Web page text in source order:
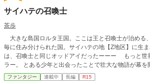
サイハテの召喚士
茶歩
大きな島国ロルタ王国。ここは王と召喚士が治める
毎に住み分けられた国。サイハテの地【Z地区】に生ま
は、召喚士と同じオッドアイだったーーー もっと世
ラー。 とある少年と出会ったことで壮大な物語が幕を
ファンタジー 連載中 長編 R15